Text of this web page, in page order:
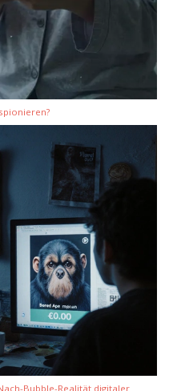
Bubble-Realität digitaler